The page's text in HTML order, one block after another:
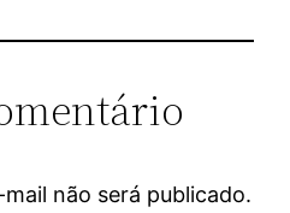
não será publicado.